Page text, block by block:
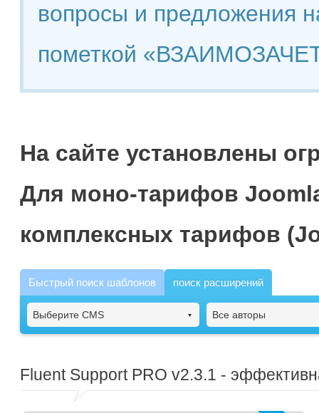
вопросы и предложения
пометкой
На сайте установлены
Для моно-тарифов
комплексных тарифов
Быстрый поиск шаблонов поиск расширений
Выберите CMS Все авторы
Fluent Support PRO v2.3.1 -